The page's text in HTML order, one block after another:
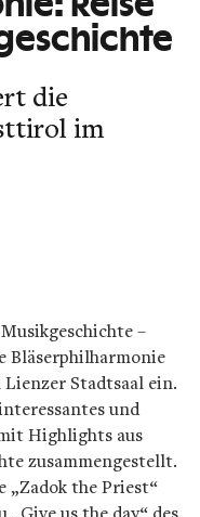
Reise
die
im
–
Bläserphilharmonie
Stadtsaal ein.
und
Highlights aus
zusammengestellt.
„Zadok the Priest“